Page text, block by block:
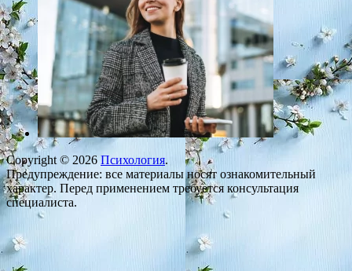
Copyright © 2026 Психология.
Предупреждение: все материалы носят ознакомительный
характер. Перед применением требуется консультация
специалиста.